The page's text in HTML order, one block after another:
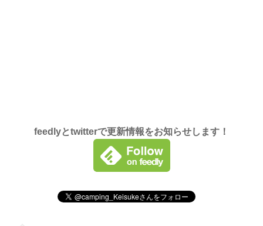
feedlyとtwitterで更新情報をお知らせします！